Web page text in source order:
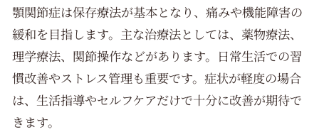
顎関節症は保存療法が基本となり、痛みや機能障害の
緩和を目指します。主な治療法としては、薬物療法、
理学療法、関節操作などがあります。日常生活での習
慣改善やストレス管理も重要です。症状が軽度の場合
は、生活指導やセルフケアだけで十分に改善が期待で
きます。